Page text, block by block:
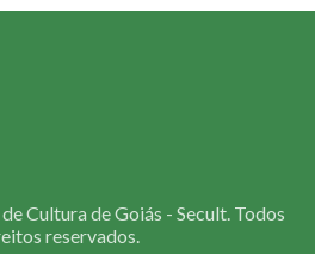
Cultura de Goiás - Secult. Todos
reservados.